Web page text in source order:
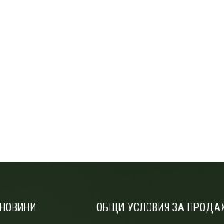
НОВИНИ ОБЩИ УСЛОВИЯ ЗА